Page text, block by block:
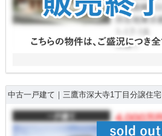
中古一戸建て｜三鷹市深大寺1丁目分譲住宅